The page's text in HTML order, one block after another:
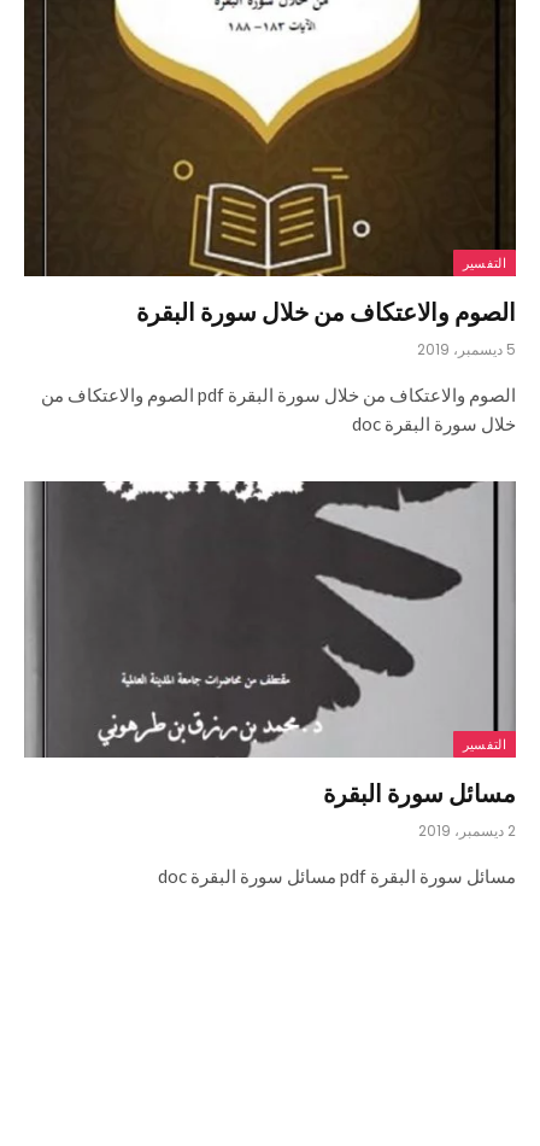
التفسير
الصوم والاعتكاف من خلال سورة البقرة
5 ديسمبر، 2019
الصوم والاعتكاف من خلال سورة البقرة pdf الصوم والاعتكاف من
خلال سورة البقرة doc
التفسير
مسائل سورة البقرة
2 ديسمبر، 2019
مسائل سورة البقرة pdf مسائل سورة البقرة doc